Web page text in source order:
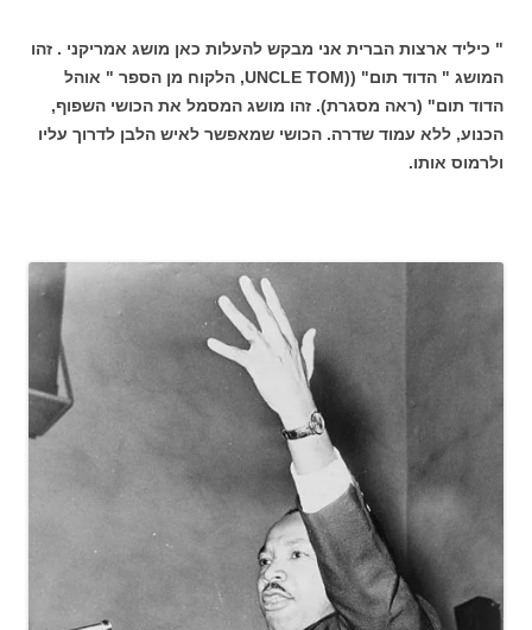
" כיליד ארצות הברית אני מבקש להעלות כאן מושג אמריקני . זהו
המושג " הדוד תום" ((UNCLE TOM, הלקוח מן הספר " אוהל
הדוד תום" (ראה מסגרת). זהו מושג המסמל את הכושי השפוף,
הכנוע, ללא עמוד שדרה. הכושי שמאפשר לאיש הלבן לדרוך עליו
ולרמוס אותו.